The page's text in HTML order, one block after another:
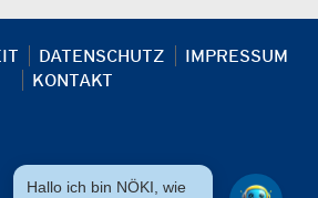
DATENSCHUTZ
IMPRESSUM
KONTAKT
Hallo ich bin NÖKI, wie